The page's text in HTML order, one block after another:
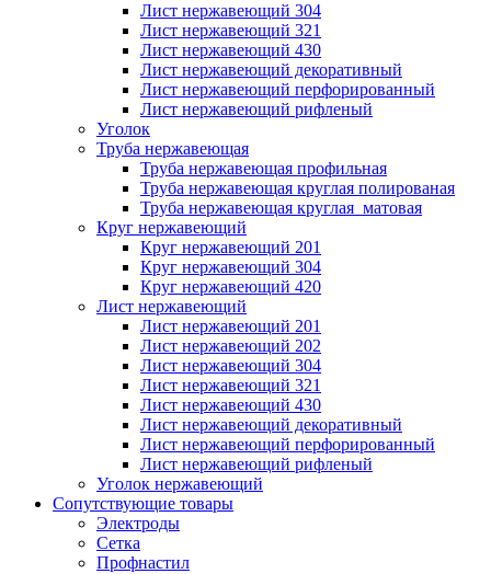
Лист нержавеющий 304
Лист нержавеющий 321
Лист нержавеющий 430
Лист нержавеющий декоративный
Лист нержавеющий перфорированный
Лист нержавеющий рифленый
Уголок
Труба нержавеющая
Труба нержавеющая профильная
Труба нержавеющая круглая полированая
Труба нержавеющая круглая матовая
Круг нержавеющий
Круг нержавеющий 201
Круг нержавеющий 304
Круг нержавеющий 420
Лист нержавеющий
Лист нержавеющий 201
Лист нержавеющий 202
Лист нержавеющий 304
Лист нержавеющий 321
Лист нержавеющий 430
Лист нержавеющий декоративный
Лист нержавеющий перфорированный
Лист нержавеющий рифленый
Уголок нержавеющий
Cопутствующие товары
Электроды
Сетка
Профнастил